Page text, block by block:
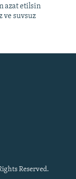
azat etilsin
ve suvsuz
Reserved.